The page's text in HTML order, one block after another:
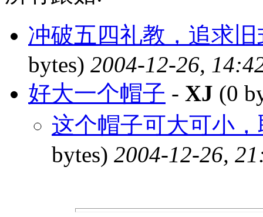
冲破五四礼教，追求
bytes) 2004-12-26,
好大一个帽子 - XJ (0
这个帽子可大可小
bytes) 2004-12-26,